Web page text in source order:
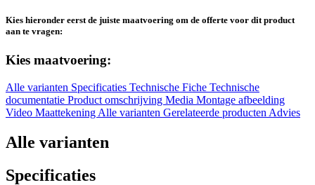
Kies hieronder eerst de juiste maatvoering om de offerte voor dit product
aan te vragen:
Kies maatvoering:
Alle varianten Specificaties Technische Fiche Technische
documentatie Product omschrijving Media Montage afbeelding
Video Maattekening Alle varianten Gerelateerde producten Advies
Alle varianten
Specificaties